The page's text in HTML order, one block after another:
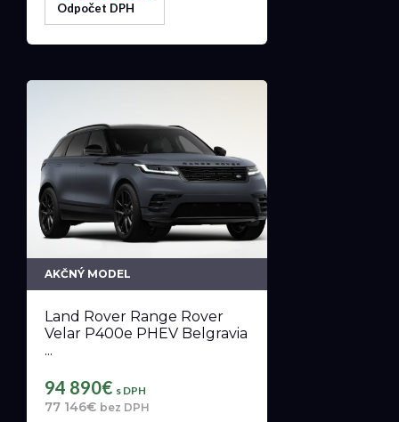
Odpočet DPH
AKČNÝ MODEL
Land Rover Range Rover
Velar P400e PHEV Belgravia
...
94 890€ s DPH
77 146€ bez DPH